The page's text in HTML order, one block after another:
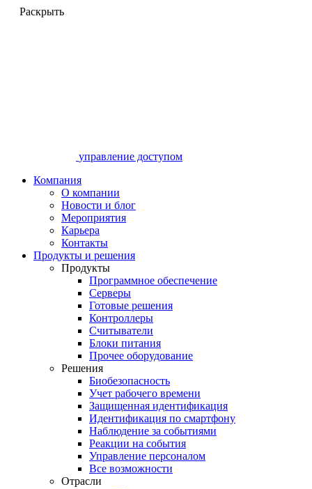
Раскрыть
управление доступом
Компания
О компании
Новости и блог
Мероприятия
Карьера
Контакты
Продукты и решения
Продукты
Программное обеспечение
Серверы
Готовые решения
Контроллеры
Считыватели
Блоки питания
Прочее оборудование
Решения
Биобезопасность
Учет рабочего времени
Защищенная идентификация
Идентификация по смартфону
Наблюдение за событиями
Реакции на события
Управление персоналом
Все возможности
Отрасли